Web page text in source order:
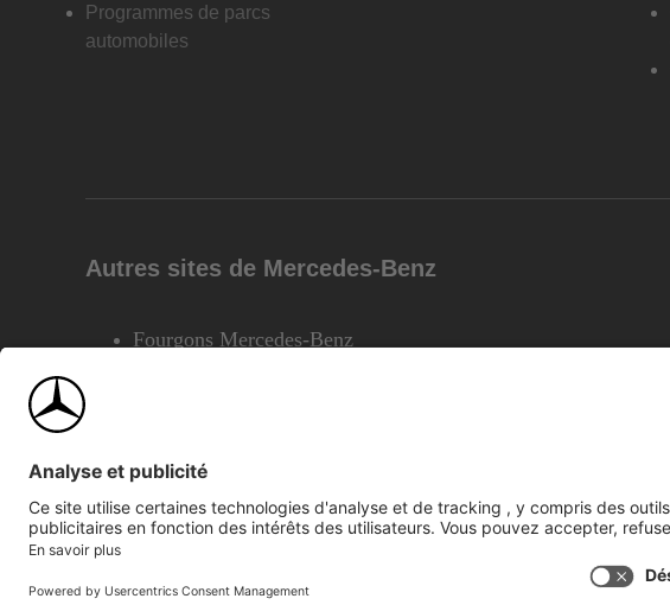
Programmes de parcs
automobiles
Autres sites de Mercedes-Benz
Fourgons Mercedes-Benz
©2026 Mercedes-Benz Canada Inc.